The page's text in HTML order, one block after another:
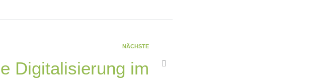
NÄCHSTE
Digitalisierung im